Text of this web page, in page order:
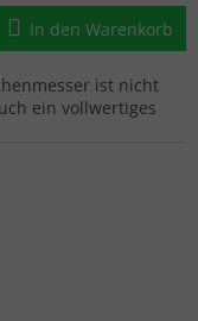
In den Warenkorb
ist nicht
ein vollwertiges